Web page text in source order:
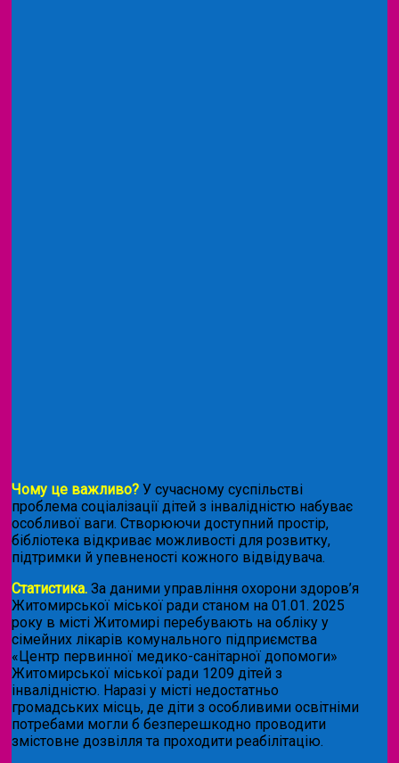
Чому це важливо? У сучасному суспільстві
проблема соціалізації дітей з інвалідністю набуває
особливої ваги. Створюючи доступний простір,
бібліотека відкриває можливості для розвитку,
підтримки й упевненості кожного відвідувача.
Статистика. За даними управління охорони здоров’я
Житомирської міської ради станом на 01.01. 2025
року в місті Житомирі перебувають на обліку у
сімейних лікарів комунального підприємства
«Центр первинної медико-санітарної допомоги»
Житомирської міської ради 1209 дітей з
інвалідністю. Наразі у місті недостатньо
громадських місць, де діти з особливими освітніми
потребами могли б безперешкодно проводити
змістовне дозвілля та проходити реабілітацію.